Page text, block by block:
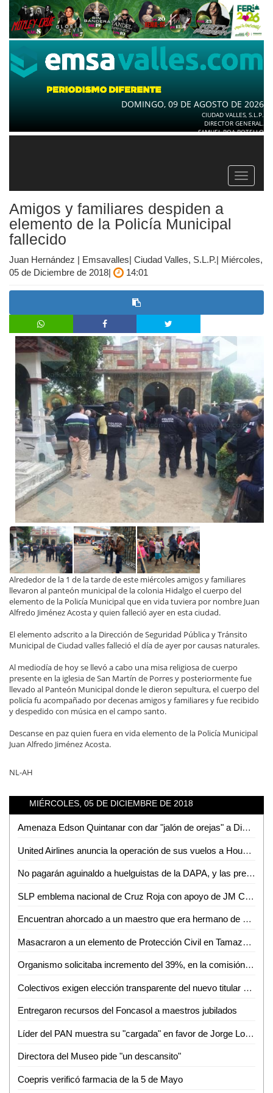
DOMINGO, 09 DE AGOSTO DE 2026
CIUDAD VALLES, S.L.P.
DIRECTOR GENERAL.
SAMUEL ROA BOTELLO
Toggle
Amigos y familiares despiden a
elemento de la Policía Municipal
fallecido
Juan Hernández | Emsavalles| Ciudad Valles, S.L.P.| Miércoles,
05 de Diciembre de 2018|
14:01
Alrededor de la 1 de la tarde de este miércoles amigos y familiares
llevaron al panteón municipal de la colonia Hidalgo el cuerpo del
elemento de la Policía Municipal que en vida tuviera por nombre Juan
Alfredo Jiménez Acosta y quien falleció ayer en esta ciudad.
El elemento adscrito a la Dirección de Seguridad Pública y Tránsito
Municipal de Ciudad valles falleció el día de ayer por causas naturales.
Al mediodía de hoy se llevó a cabo una misa religiosa de cuerpo
presente en la iglesia de San Martín de Porres y posteriormente fue
llevado al Panteón Municipal donde le dieron sepultura, el cuerpo del
policía fu acompañado por decenas amigos y familiares y fue recibido
y despedido con música en el campo santo.
Descanse en paz quien fuera en vida elemento de la Policía Municipal
Juan Alfredo Jiménez Acosta.
NL-AH
MIÉRCOLES, 05 DE DICIEMBRE DE 2018
Amenaza Edson Quintanar con dar "jalón de orejas" a Diputadas que aprobaron incremento al agua
United Airlines anuncia la operación de sus vuelos a Houston con aviones operados con mejor tecnología y de mayores dimensiones
No pagarán aguinaldo a huelguistas de la DAPA, y las prestaciones se entregarán directamente a trabajadores
SLP emblema nacional de Cruz Roja con apoyo de JM Carreras: Suinaga Cárdenas
Encuentran ahorcado a un maestro que era hermano de un funcionario Federal
Masacraron a un elemento de Protección Civil en Tamazunchale
Organismo solicitaba incremento del 39%, en la comisión aprobamos solo el 14%: Angélica Mendoza
Colectivos exigen elección transparente del nuevo titular de Derechos Humanos
Entregaron recursos del Foncasol a maestros jubilados
Líder del PAN muestra su "cargada" en favor de Jorge Lozano
Directora del Museo pide "un descansito"
Coepris verificó farmacia de la 5 de Mayo